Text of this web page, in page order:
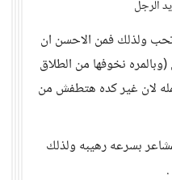
الرجل
ولذلك فمن الاحسن ان
(وبالمره نخوفها من الطلاق
لان غير كده هتطفش من
بسرعه رهيبه ولذلك